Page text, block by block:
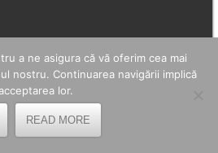
a ne asigura că vă oferim cea mai
nostru. Continuarea navigării implică
acceptarea lor.
READ MORE